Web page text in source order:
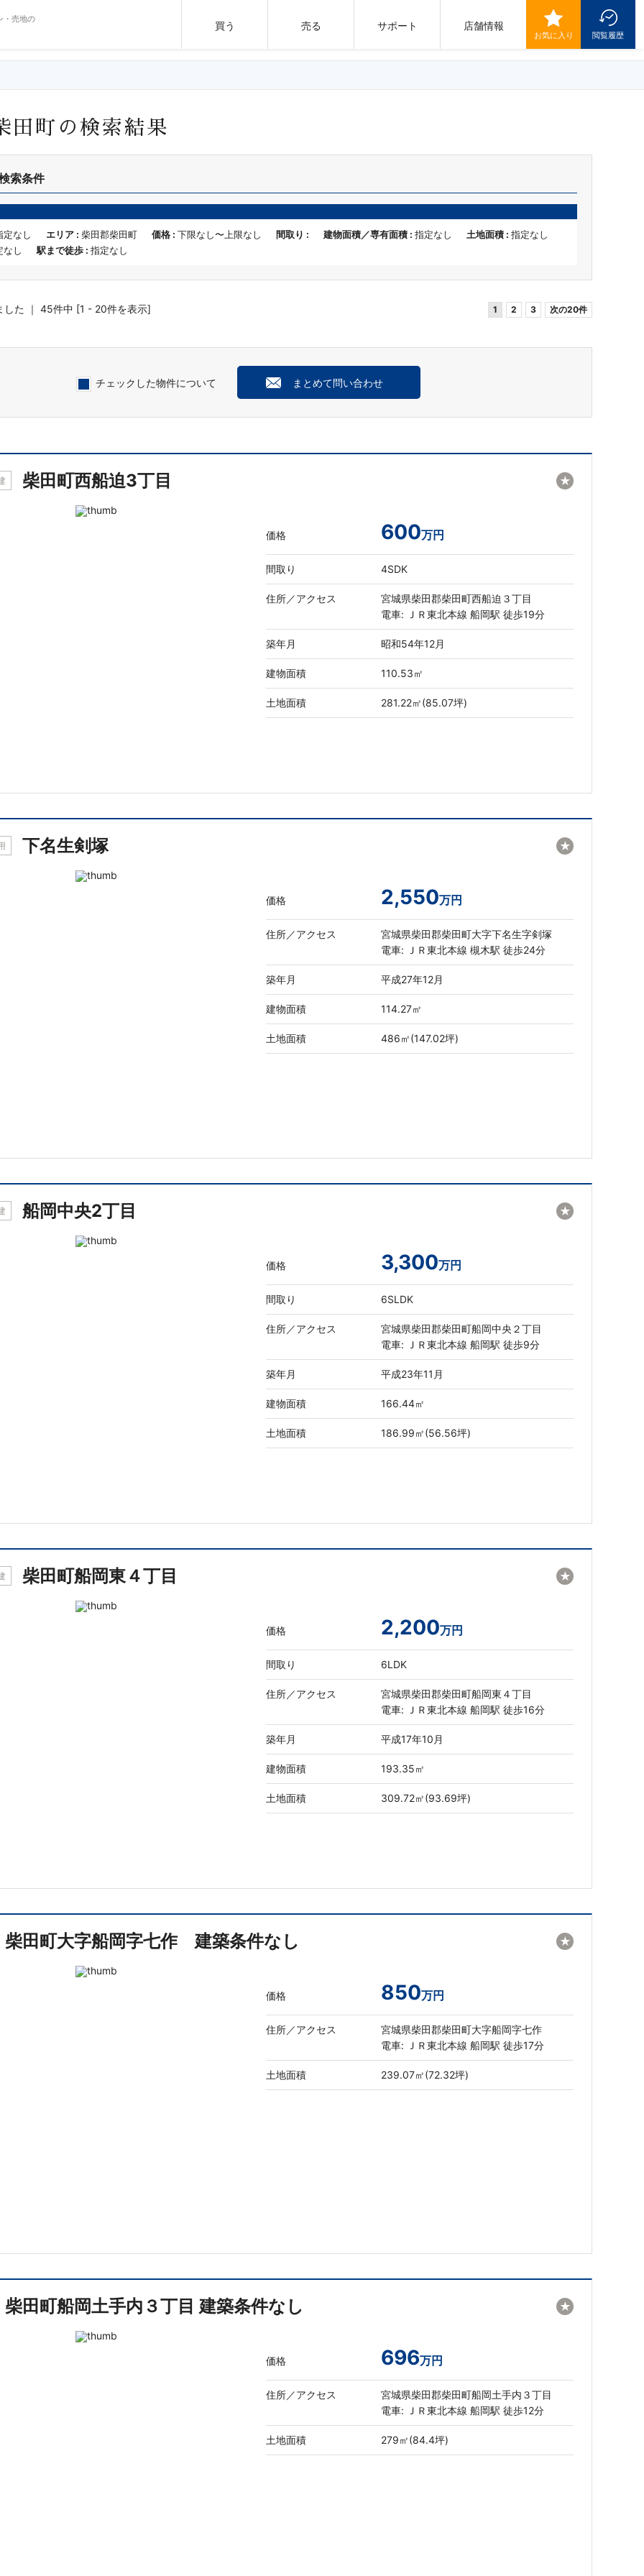
・売地の
買う 売る サポート 店舗情報
お気に入り 閲覧履歴
田町の検索結果
索条件
定なし エリア : 柴田郡柴田町 価格 : 下限なし〜上限なし 間取り : 建物面積／専有面積 : 指定なし 土地面積 : 指定なし
なし
駅まで徒歩 : 指定なし
した ｜ 45件中 [1 - 20件を表示] 1 2 3 次の20件
チェックした物件について まとめて問い合わせ
柴田町西船迫3丁目
価格 600万円
間取り 4SDK
住所／アクセス
宮城県柴田郡柴田町西船迫３丁目
電車: ＪＲ東北本線 船岡駅 徒歩19分
築年月 昭和54年12月
建物面積 110.53㎡
土地面積 281.22㎡(85.07坪)
★
下名生剣塚
価格 2,550万円
住所／アクセス
宮城県柴田郡柴田町大字下名生字剣塚
電車: ＪＲ東北本線 槻木駅 徒歩24分
築年月 平成27年12月
建物面積 114.27㎡
土地面積 486㎡(147.02坪)
★
船岡中央2丁目
価格 3,300万円
間取り 6SLDK
住所／アクセス
宮城県柴田郡柴田町船岡中央２丁目
電車: ＪＲ東北本線 船岡駅 徒歩9分
築年月 平成23年11月
建物面積 166.44㎡
土地面積 186.99㎡(56.56坪)
★
柴田町船岡東４丁目
価格 2,200万円
間取り 6LDK
住所／アクセス
宮城県柴田郡柴田町船岡東４丁目
電車: ＪＲ東北本線 船岡駅 徒歩16分
築年月 平成17年10月
建物面積 193.35㎡
土地面積 309.72㎡(93.69坪)
★
柴田町大字船岡字七作 建築条件なし
価格 850万円
住所／アクセス
宮城県柴田郡柴田町大字船岡字七作
電車: ＪＲ東北本線 船岡駅 徒歩17分
土地面積 239.07㎡(72.32坪)
★
柴田町船岡土手内３丁目 建築条件なし
価格 696万円
住所／アクセス
宮城県柴田郡柴田町船岡土手内３丁目
電車: ＪＲ東北本線 船岡駅 徒歩12分
土地面積 279㎡(84.4坪)
★